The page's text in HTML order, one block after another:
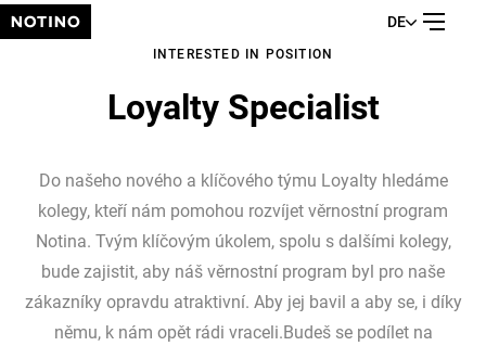
DE
INTERESTED IN POSITION
Loyalty Specialist
Do našeho nového a klíčového týmu Loyalty hledáme
kolegy, kteří nám pomohou rozvíjet věrnostní program
Notina. Tvým klíčovým úkolem, spolu s dalšími kolegy,
bude zajistit, aby náš věrnostní program byl pro naše
zákazníky opravdu atraktivní. Aby jej bavil a aby se, i díky
němu, k nám opět rádi vraceli.Budeš se podílet na